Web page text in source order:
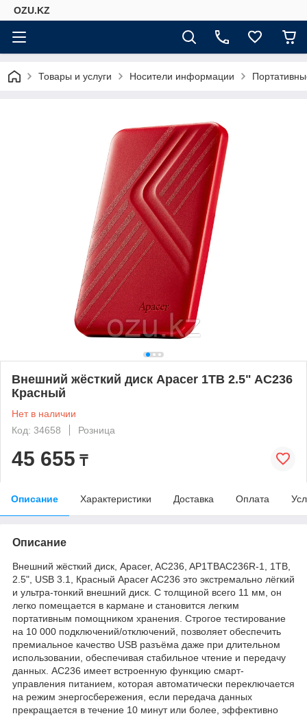
OZU.KZ
Товары и услуги Носители информации
Внешний жёсткий диск Apacer 1TB 2.5" AC236
Красный
Нет в наличии
Код: 34658
Розница
45 655 ₸
Описание Характеристики Доставка Оплата
Описание
Внешний жёсткий диск, Apacer, AC236, AP1TBAC236R-1, 1TB,
2.5", USB 3.1, Красный Apacer AC236 это экстремально лёгкий
и ультра-тонкий внешний диск. С толщиной всего 11 мм, он
легко помещается в кармане и становится легким
портативным помощником хранения. Строгое тестирование
на 10 000 подключений/отключений, позволяет обеспечить
премиальное качество USB разъёма даже при длительном
использовании, обеспечивая стабильное чтение и передачу
данных. AC236 имеет встроенную функцию смарт-
управления питанием, которая автоматически переключается
на режим энергосбережения, если передача данных
прекращается в течение 10 минут или более, эффективно